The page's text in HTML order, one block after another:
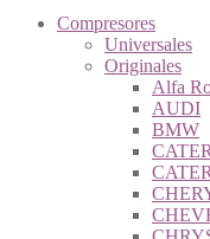
Compresores
Universales
Originales
Alfa
AUDI
BMW